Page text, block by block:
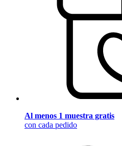
Al menos 1 muestra gratis
con cada pedido